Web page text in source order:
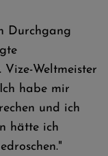
Durchgang
Weltmeister
habe mir
und ich
hätte ich